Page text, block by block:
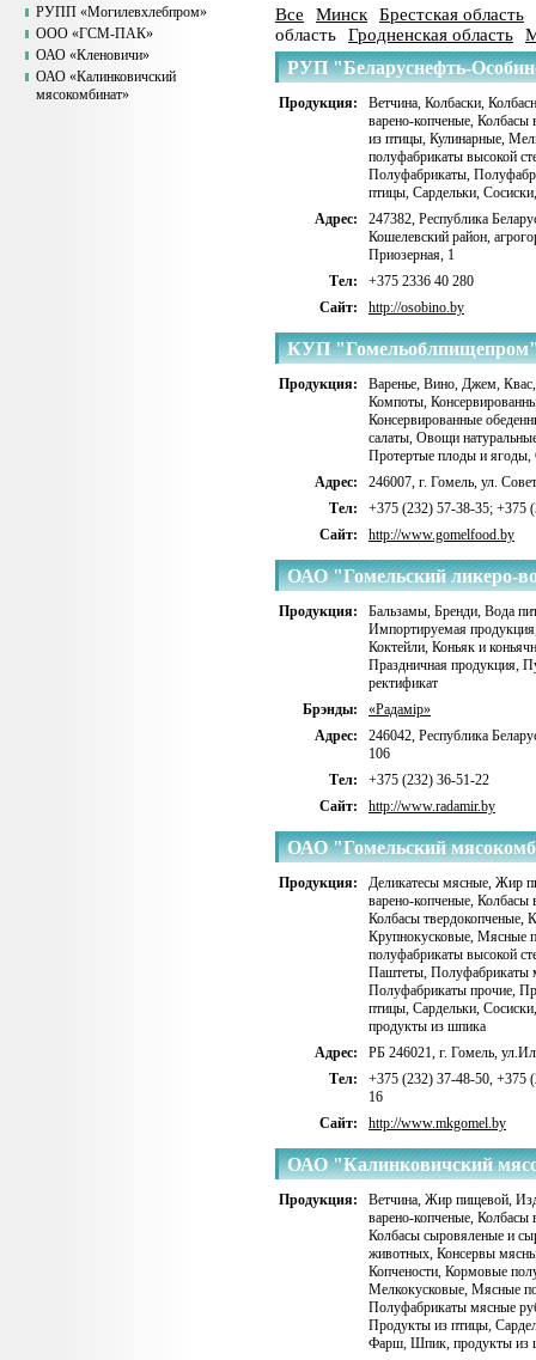
РУПП «Могилевхлебпром»
ООО «ГСМ-ПАК»
ОАО «Кленовичи»
ОАО «Калинковичский
мясокомбинат»
Все Минск
Брестская область
область
Гродненская область
РУП "Беларуснефть-
Продукция: Ветчина, Колбаски,
варено-копченые, Колбасы
из птицы, Кулинарные,
полуфабрикаты высокой
Полуфабрикаты,
птицы, Сардельки, Сосиски
Адрес:
247382, Республика
Кошелевский район,
Приозерная, 1
Тел:
+375 2336 40 280
Сайт:
http://osobino.by
КУП
Продукция: Варенье, Вино, Джем,
Компоты,
Консервированные
салаты, Овощи
Протертые плоды и ягоды,
Адрес:
246007, г. Гомель, ул.
Тел:
+375 (232) 57-38-35; +375
Сайт:
http://www.gomelfood.by
ОАО "Гомельский ликеро-
Продукция: Бальзамы, Бренди, Вода
Импортируемая продукция
Коктейли, Коньяк и
Праздничная продукция,
ректификат
Брэнды:
«Радамiр»
Адрес:
246042, Республика
106
Тел:
+375 (232) 36-51-22
Сайт:
http://www.radamir.by
ОАО "Гомельский
Продукция: Деликатесы мясные, Жир
варено-копченые, Колбасы
Колбасы твердокопченые,
Крупнокусковые, Мясные
полуфабрикаты высокой
Паштеты, Полуфабрикаты
Полуфабрикаты прочие,
птицы, Сардельки, Сосиски
продукты из шпика
Адрес:
РБ 246021, г. Гомель,
Тел:
+375 (232) 37-48-50, +375
16
Сайт:
http://www.mkgomel.by
ОАО "Калинковичский
Продукция: Ветчина, Жир пищевой,
варено-копченые, Колбасы
Колбасы сыровяленые и
животных, Консервы
Копчености, Кормовые
Мелкокусковые, Мясные
Полуфабрикаты мясные
Продукты из птицы,
Фарш, Шпик, продукты из